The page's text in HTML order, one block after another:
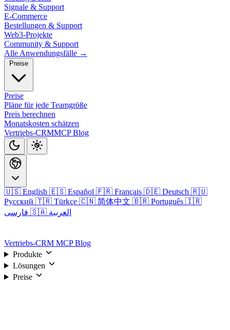
Signale & Support
E-Commerce
Bestellungen & Support
Web3-Projekte
Community & Support
Alle Anwendungsfälle →
Preise
Preise
Pläne für jede Teamgröße
Preis berechnen
Monatskosten schätzen
Vertriebs-CRMMCPBlog
🇺🇸 English 🇪🇸 Español 🇫🇷 Français 🇩🇪 Deutsch 🇷🇺
Русский 🇹🇷 Türkçe 🇨🇳 简体中文 🇧🇷 Português 🇮🇷
🇸🇦 العربية
Vertriebs-CRM MCPBlog
Produkte
Lösungen
Preise